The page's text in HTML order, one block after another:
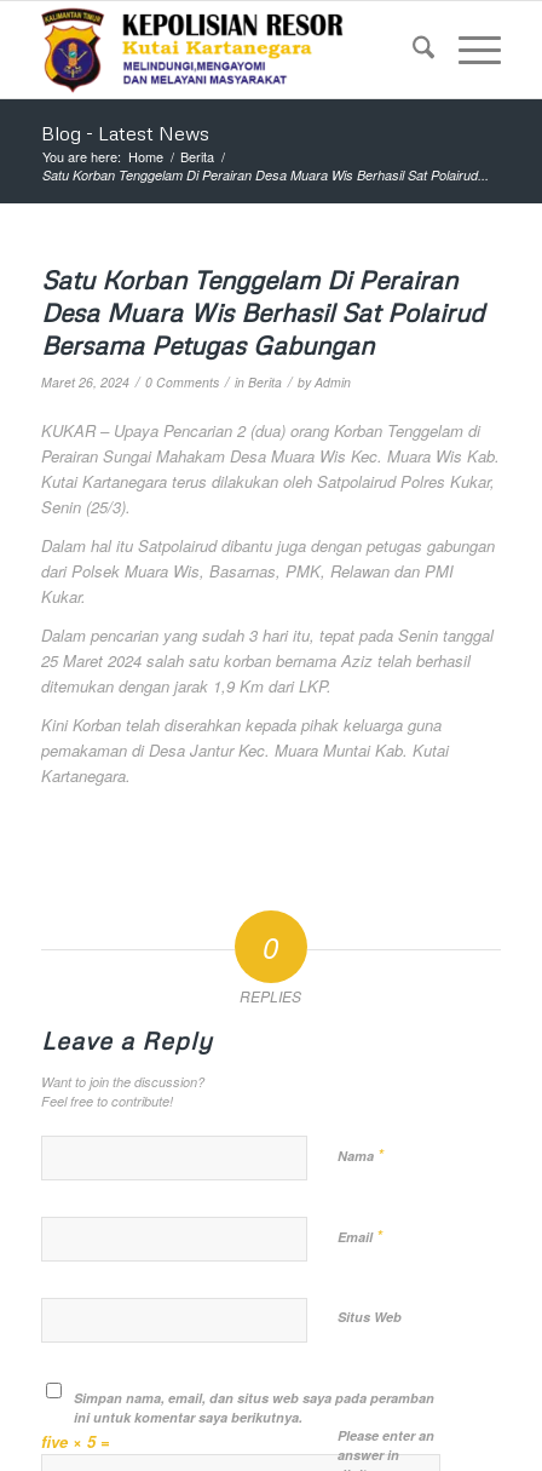
Blog - Latest News
You are here: Home / Berita /
Satu Korban Tenggelam Di Perairan Desa Muara Wis Berhasil Sat Polairud...
Satu Korban Tenggelam Di Perairan
Desa Muara Wis Berhasil Sat Polairud
Bersama Petugas Gabungan
Maret 26, 2024 / 0 Comments / in Berita / byAdmin
KUKAR – Upaya Pencarian 2 (dua) orang Korban Tenggelam di
Perairan Sungai Mahakam Desa Muara Wis Kec. Muara Wis Kab.
Kutai Kartanegara terus dilakukan oleh Satpolairud Polres Kukar,
Senin (25/3).
Dalam hal itu Satpolairud dibantu juga dengan petugas gabungan
dari Polsek Muara Wis, Basarnas, PMK, Relawan dan PMI
Kukar.
Dalam pencarian yang sudah 3 hari itu, tepat pada Senin tanggal
25 Maret 2024 salah satu korban bernama Aziz telah berhasil
ditemukan dengan jarak 1,9 Km dari LKP.
Kini Korban telah diserahkan kepada pihak keluarga guna
pemakaman di Desa Jantur Kec. Muara Muntai Kab. Kutai
Kartanegara.
0
REPLIES
Leave a Reply
Want to join the discussion?
Feel free to contribute!
Nama *
Email *
Situs Web
Simpan nama, email, dan situs web saya pada peramban
ini untuk komentar saya berikutnya.
Please enter an
answer in
five × 5 =